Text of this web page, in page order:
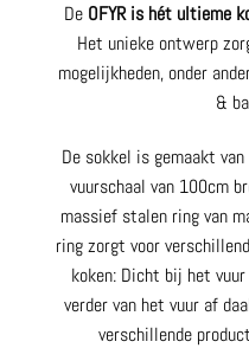
De OFYR is hét ultieme
Het unieke ontwerp
mogelijkheden, onder
&
De sokkel is gemaakt
vuurschaal van 100cm
massief stalen ring van
ring zorgt voor
koken: Dicht bij het
verder van het vuur af
verschillende